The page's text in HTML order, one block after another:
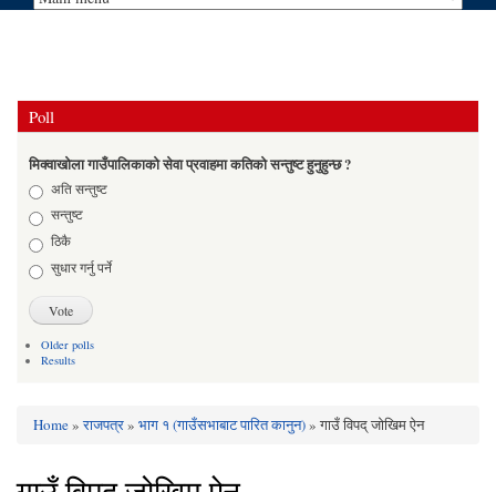
Poll
मिक्वाखोला गाउँपालिकाको सेवा प्रवाहमा कतिको सन्तुष्ट हुनुहुन्छ ?
Choicesअति सन्तुष्ट
सन्तुष्ट
ठिकै
सुधार गर्नु पर्ने
Older polls
Results
You are here
Home»राजपत्र» भाग १ (गाउँसभाबाट पारित कानुन)» गाउँ विपद् जोखिम ऐन